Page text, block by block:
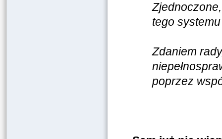
tego systemu
Zdaniem
poprzez